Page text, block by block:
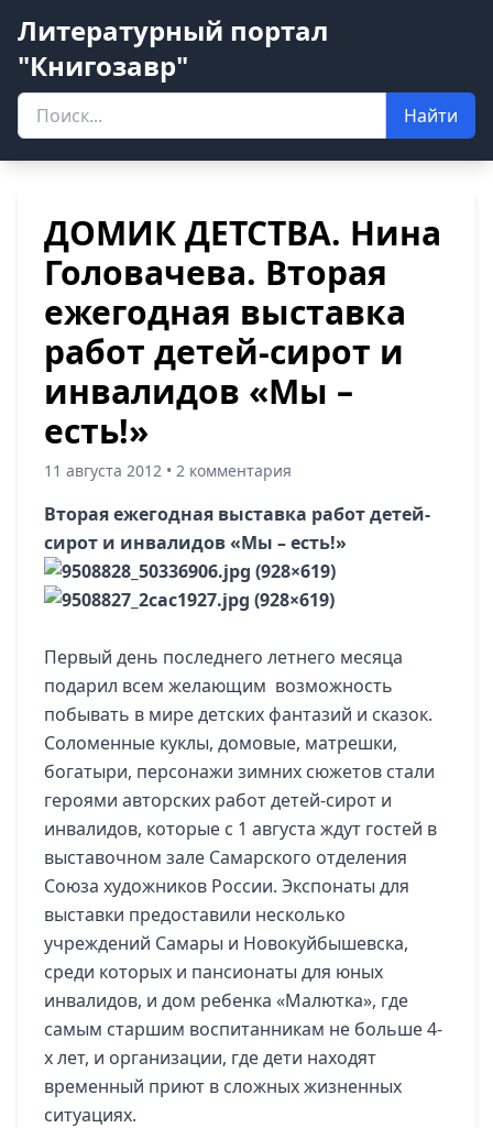
Литературный портал
"Книгозавр"
Найти
ДОМИК ДЕТСТВА. Нина
Головачева. Вторая
ежегодная выставка
работ детей-сирот и
инвалидов «Мы –
есть!»
11 августа 2012 • 2 комментария
Вторая ежегодная выставка работ детей-
сирот и инвалидов «Мы – есть!»
Первый день последнего летнего месяца
подарил всем желающим возможность
побывать в мире детских фантазий и сказок.
Соломенные куклы, домовые, матрешки,
богатыри, персонажи зимних сюжетов стали
героями авторских работ детей-сирот и
инвалидов, которые с 1 августа ждут гостей в
выставочном зале Самарского отделения
Союза художников России. Экспонаты для
выставки предоставили несколько
учреждений Самары и Новокуйбышевска,
среди которых и пансионаты для юных
инвалидов, и дом ребенка «Малютка», где
самым старшим воспитанникам не больше 4-
х лет, и организации, где дети находят
временный приют в сложных жизненных
ситуациях.